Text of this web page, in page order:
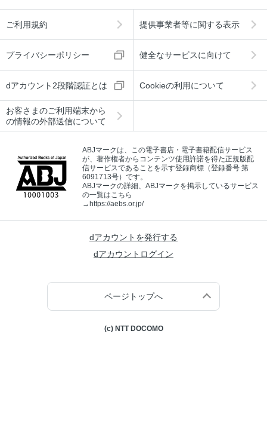
ご利用規約 提供事業者等に関する表示
プライバシーポリシー 健全なサービスに向けて
dアカウント2段階認証とは Cookieの利用について
お客さまのご利用端末から
の情報の外部送信について
ABJマークは、この電子書店・電子書籍配信サービス
が、著作権者からコンテンツ使用許諾を得た正規版配
信サービスであることを示す登録商標（登録番号 第
6091713号）です。
ABJマークの詳細、ABJマークを掲示しているサービス
の一覧はこちら
→https://aebs.or.jp/
dアカウントを発行する
dアカウントログイン
ページトップへ
(c) NTT DOCOMO